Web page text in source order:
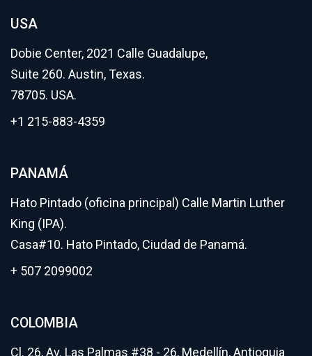
USA
Dobie Center, 2021 Calle Guadalupe,
Suite 260. Austin, Texas.
78705. USA.
+1 215-883-4359
PANAMÁ
Hato Pintado (oficina principal) Calle Martin Luther
King (IPA).
Casa#10. Hato Pintado, Ciudad de Panamá.
+ 507 2099002
COLOMBIA
Cl. 26, Av. Las Palmas #38 - 26, Medellín, Antioquia